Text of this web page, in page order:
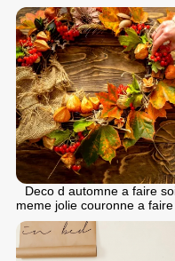
Deco d automne a faire
meme jolie couronne a faire